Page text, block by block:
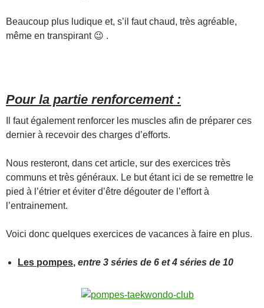
Beaucoup plus ludique et, s’il faut chaud, très agréable,
même en transpirant 😉 .
Pour la partie renforcement :
Il faut également renforcer les muscles afin de préparer ces
dernier à recevoir des charges d’efforts.
Nous resteront, dans cet article, sur des exercices très
communs et très généraux. Le but étant ici de se remettre le
pied à l’étrier et éviter d’être dégouter de l’effort à
l’entrainement.
Voici donc quelques exercices de vacances à faire en plus.
Les pompes, entre 3 séries de 6 et 4 séries de 10